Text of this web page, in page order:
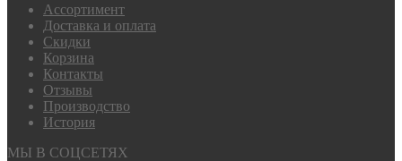
Ассортимент
Доставка и оплата
Скидки
Корзина
Контакты
Отзывы
Производство
История
МЫ В СОЦСЕТЯХ